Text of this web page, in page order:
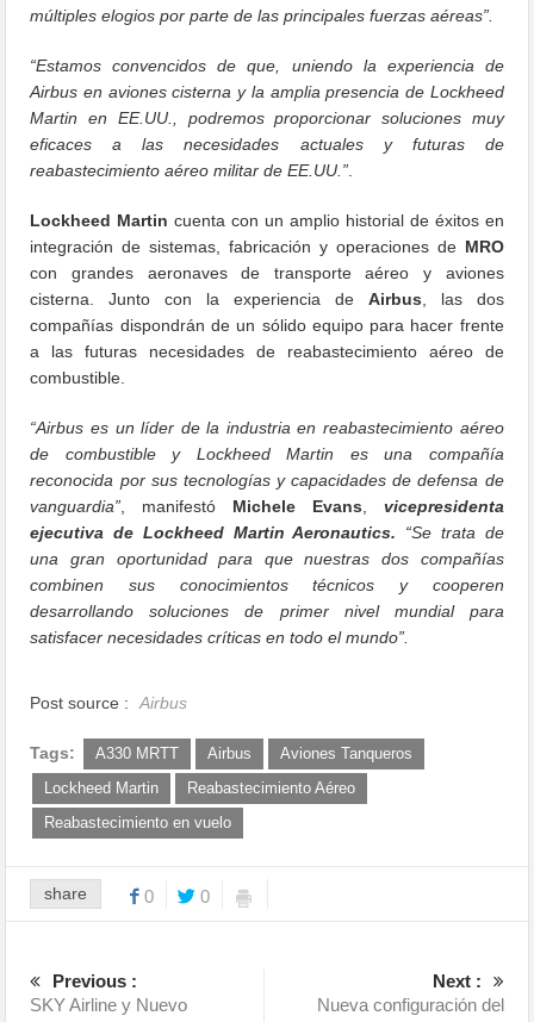
múltiples elogios por parte de las principales fuerzas aéreas”.
“Estamos convencidos de que, uniendo la experiencia de
Airbus en aviones cisterna y la amplia presencia de Lockheed
Martin en EE.UU., podremos proporcionar soluciones muy
eficaces a las necesidades actuales y futuras de
reabastecimiento aéreo militar de EE.UU.”
Lockheed Martin cuenta con un amplio historial de éxitos en
integración de sistemas, fabricación y operaciones de MRO
con grandes aeronaves de transporte aéreo y aviones
cisterna. Junto con la experiencia de Airbus , las dos
compañías dispondrán de un sólido equipo para hacer frente
a las futuras necesidades de reabastecimiento aéreo de
combustible.
“Airbus es un líder de la industria en reabastecimiento aéreo
de combustible y Lockheed Martin es una compañía
reconocida por sus tecnologías y capacidades de defensa de
vanguardia” , manifestó Michele Evans
vicepresidenta
ejecutiva de Lockheed Martin Aeronautics.
“Se trata de
una gran oportunidad para que nuestras dos compañías
combinen sus conocimientos técnicos y cooperen
desarrollando soluciones de primer nivel mundial para
satisfacer necesidades críticas en todo el mundo”.
Post source : Airbus
Tags: A330 MRTT Airbus
Aviones Tanqueros
Lockheed Martin
Reabastecimiento Aéreo
Reabastecimiento en vuelo
share 0 0
Previous :
SKY Airline y Nuevo
Next :
Nueva configuración del